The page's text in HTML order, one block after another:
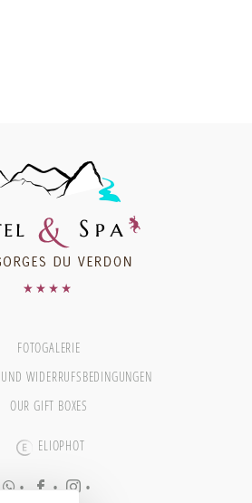
FOTOGALERIE
WIDERRUFSBEDINGUNGEN
OUR GIFT BOXES
ELIOPHOT
• • •